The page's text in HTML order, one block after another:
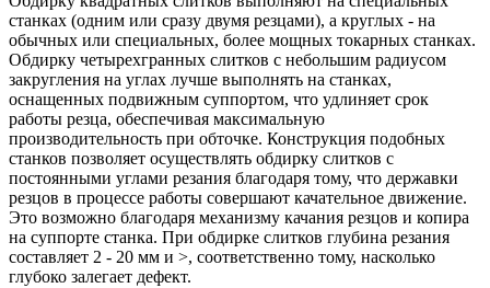
станках (одним или сразу двумя резцами), а круглых - на
обычных или специальных, более мощных токарных станках.
Обдирку четырехгранных слитков с небольшим радиусом
закругления на углах лучше выполнять на станках,
оснащенных подвижным суппортом, что удлиняет срок
работы резца, обеспечивая максимальную
производительность при обточке. Конструкция подобных
станков позволяет осуществлять обдирку слитков с
постоянными углами резания благодаря тому, что державки
резцов в процессе работы совершают качательное движение.
Это возможно благодаря механизму качания резцов и копира
на суппорте станка. При обдирке слитков глубина резания
составляет 2 - 20 мм и >, соответственно тому, насколько
глубоко залегает дефект.